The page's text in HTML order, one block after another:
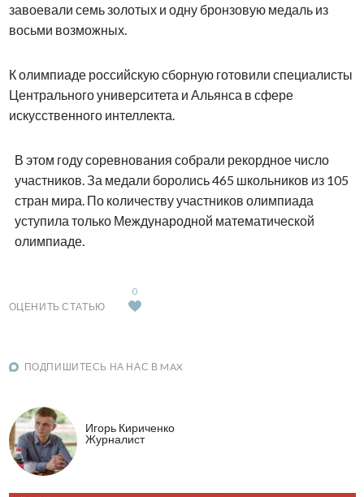
завоевали семь золотых и одну бронзовую медаль из
восьми возможных.
К олимпиаде российскую сборную готовили специалисты
Центрального университета и Альянса в сфере
искусственного интеллекта.
В этом году соревнования собрали рекордное число
участников. За медали боролись 465 школьников из 105
стран мира. По количеству участников олимпиада
уступила только Международной математической
олимпиаде.
ОЦЕНИТЬ СТАТЬЮ
0
ПОДПИШИТЕСЬ НА НАС В MAX
Игорь Кириченко
Журналист